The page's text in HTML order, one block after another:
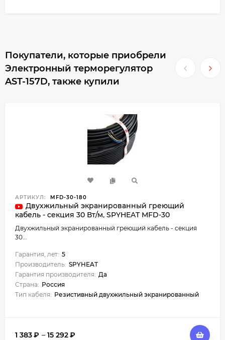
Покупатели, которые приобрели
Электронный терморегулятор
AST-157D, также купили
АРТИКУЛ: MFD-30-180
Двухжильный экранированный греющий
кабель - секция 30 Вт/м, SPYHEAT MFD-30
Двухжильный экранированный греющий кабель - секция
30...
Гарантия, лет: 5
Производитель: SPYHEAT
Гарантия производителя: Да
Страна: Россия
Тип кабеля: Резистивный двухжильный экранированный
1 383₽ – 15 292₽